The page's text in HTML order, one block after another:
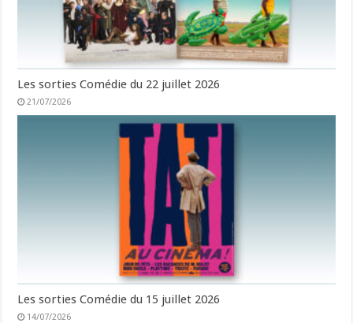
Les sorties Comédie du 22 juillet 2026
21/07/2026
Les sorties Comédie du 15 juillet 2026
14/07/2026